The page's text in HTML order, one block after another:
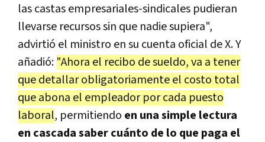
las castas empresariales-sindicales pudieran
llevarse recursos sin que nadie supiera",
advirtió el ministro en su cuenta oficial de X. Y
añadió: "Ahora el recibo de sueldo, va a tener
que detallar obligatoriamente el costo total
que abona el empleador por cada puesto
laboral, permitiendo en una simple lectura
en cascada saber cuánto de lo que paga el